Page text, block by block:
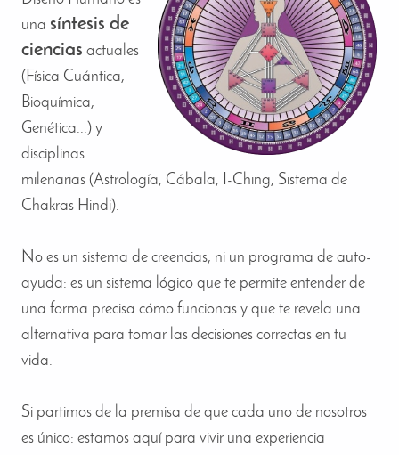
una síntesis de
ciencias actuales
(Física Cuántica,
Bioquímica,
Genética...) y
disciplinas
milenarias (Astrología, Cábala, I-Ching, Sistema de
Chakras Hindi).
No es un sistema de creencias, ni un programa de auto-
ayuda: es un sistema lógico que te permite entender de
una forma precisa cómo funcionas y que te revela una
alternativa para tomar las decisiones correctas en tu
vida.
Si partimos de la premisa de que cada uno de nosotros
es único: estamos aquí para vivir una experiencia